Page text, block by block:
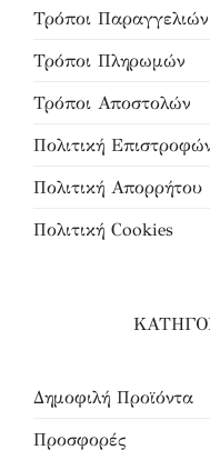
Τρόποι Παραγγελιών
Τρόποι Πληρωμών
Τρόποι Αποστολών
Πολιτική
Πολιτική Απορρήτου
Πολιτική Cookies
Δημοφιλή Προϊόντα
Προσφορές